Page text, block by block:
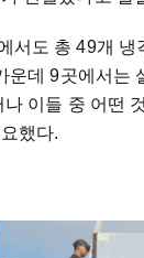
서도 총 49개 냉
운데 9곳에서는
이들 중 어떤
했다.